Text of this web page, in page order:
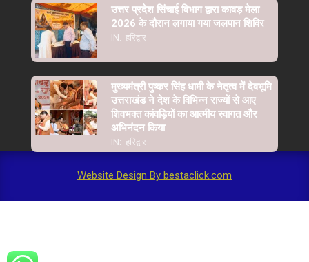
उत्तर प्रदेश सिंचाई विभाग द्वारा कावड़ मेला
2026 के दौरान लगाया गया जलपान शिविर
IN: हरिद्वार
मुख्यमंत्री पुष्कर सिंह धामी के नेतृत्व में देवभूमि
उत्तराखंड ने देश के विभिन्न राज्यों से आए
शिवभक्त कांवड़ियों का आत्मीय स्वागत और
अभिनंदन किया
IN: हरिद्वार
Website Design By bestaclick.com